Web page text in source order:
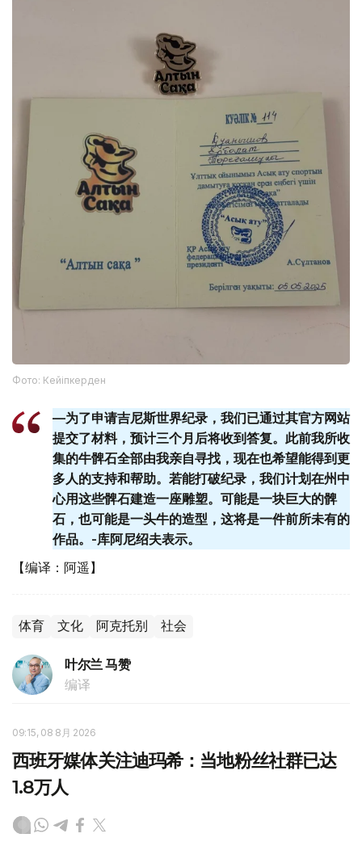
Фото: Кейіпкерден
—为了申请吉尼斯世界纪录，我们已通过其官方网站
提交了材料，预计三个月后将收到答复。此前我所收
集的牛髀石全部由我亲自寻找，现在也希望能得到更
多人的支持和帮助。若能打破纪录，我们计划在州中
心用这些髀石建造一座雕塑。可能是一块巨大的髀
石，也可能是一头牛的造型，这将是一件前所未有的
作品。-库阿尼绍夫表示。
【编译：阿遥】
体育 文化 阿克托别 社会
叶尔兰 马赞
编译
09:15, 08 8月 2026
西班牙媒体关注迪玛希：当地粉丝社群已达
1.8万人